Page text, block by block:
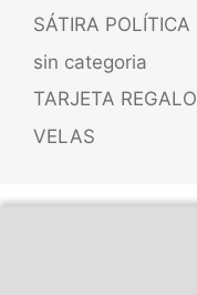
SÁTIRA POLÍTICA
sin categoria
TARJETA REGALO
VELAS